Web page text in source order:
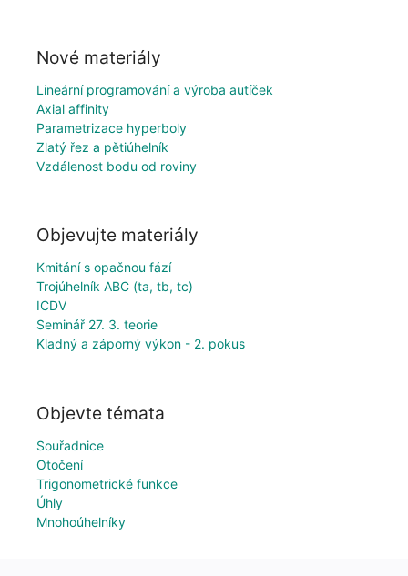
Nové materiály
Lineární programování a výroba autíček
Axial affinity
Parametrizace hyperboly
Zlatý řez a pětiúhelník
Vzdálenost bodu od roviny
Objevujte materiály
Kmitání s opačnou fází
Trojúhelník ABC (ta, tb, tc)
ICDV
Seminář 27. 3. teorie
Kladný a záporný výkon - 2. pokus
Objevte témata
Souřadnice
Otočení
Trigonometrické funkce
Úhly
Mnohoúhelníky